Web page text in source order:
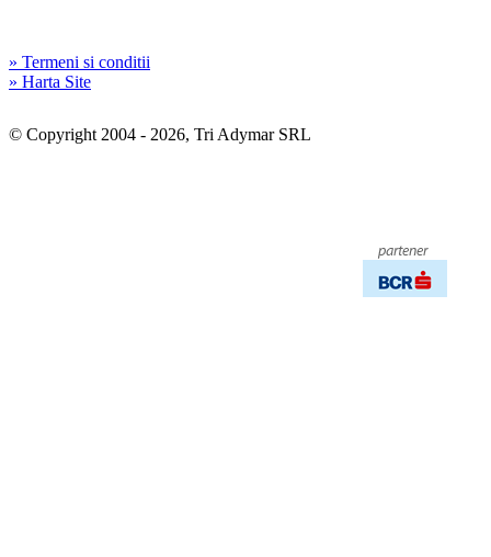
» Termeni si conditii
» Harta Site
© Copyright 2004 - 2026, Tri Adymar SRL